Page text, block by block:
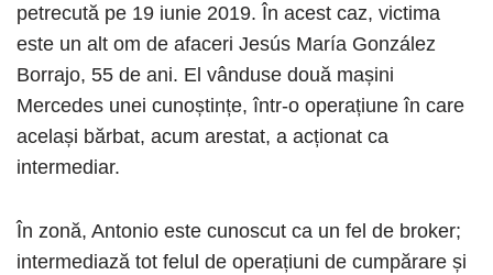
petrecută pe 19 iunie 2019. În acest caz, victima
este un alt om de afaceri Jesús María González
Borrajo, 55 de ani. El vânduse două mașini
Mercedes unei cunoștințe, într-o operațiune în care
același bărbat, acum arestat, a acționat ca
intermediar.
În zonă, Antonio este cunoscut ca un fel de broker;
intermediază tot felul de operațiuni de cumpărare și